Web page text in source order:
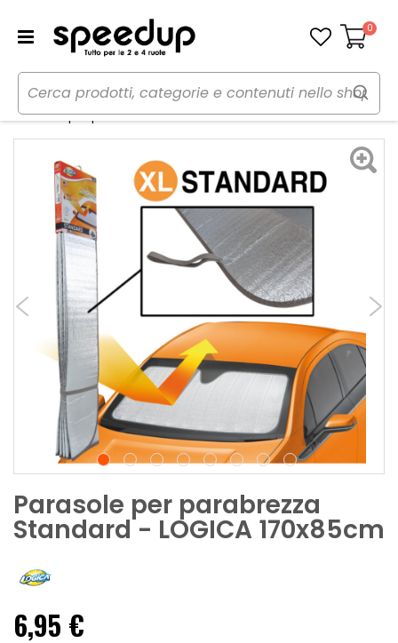
Carrello
0
Home Auto Estate
Parasole
Parasole per parabrezza Standard - LOGICA
Parasole per parabrezza
Standard - LOGICA 170x85cm
6,95 €